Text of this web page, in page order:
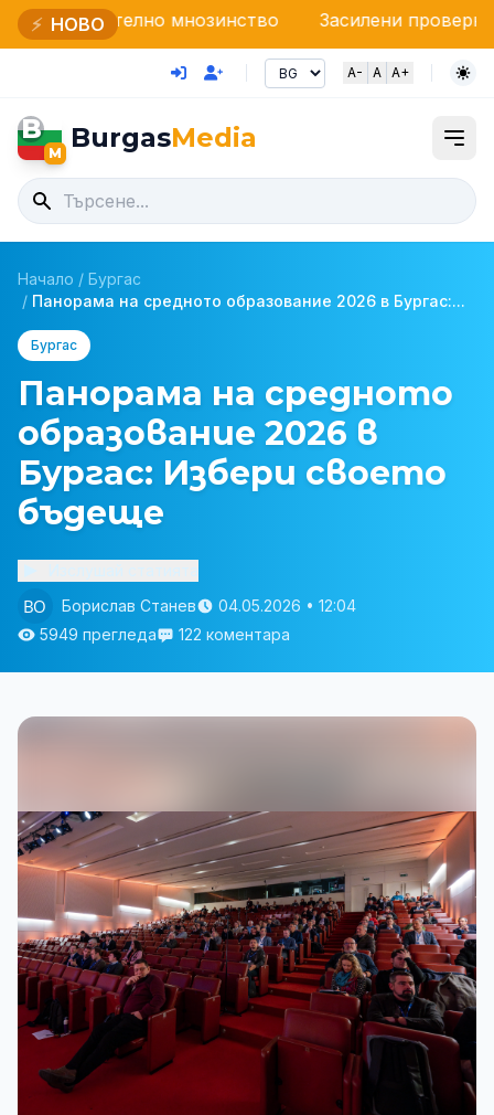
⚡ НОВО
мнозинство Засилени проверки на НАП и
A- A A+
B
M BurgasMedia
Начало / Бургас
/ Панорама на средното образование 2026 в Бургас:...
Бургас
Панорама на средното
образование 2026 в
Бургас: Избери своето
бъдеще
Борислав Станев
04.05.2026 • 12:04
5949 прегледа
122 коментара